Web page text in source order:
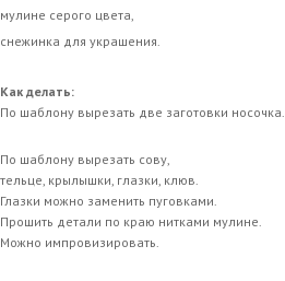
мулине серого цвета,
снежинка для украшения.
Как делать:
По шаблону вырезать две заготовки носочка.
По шаблону вырезать сову,
тельце, крылышки, глазки, клюв.
Глазки можно заменить пуговками.
Прошить детали по краю нитками мулине.
Можно импровизировать.